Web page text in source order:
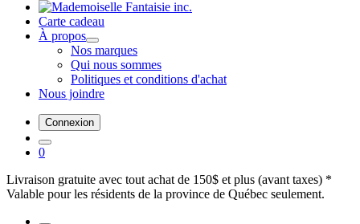
Carte cadeau
À propos
Nos marques
Qui nous sommes
Politiques et conditions d'achat
Nous joindre
Connexion
0
Livraison gratuite avec tout achat de 150$ et plus (avant taxes) *
Valable pour les résidents de la province de Québec seulement.